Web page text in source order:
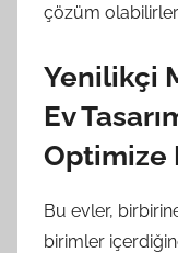
çözüm olabilirler.
Yenilikçi
Ev
Optimize
Bu evler,
birimler